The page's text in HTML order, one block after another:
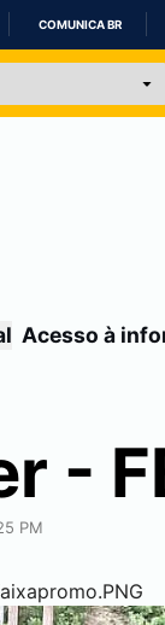
IR
COMUNICA BR
Acesso à
-
PM